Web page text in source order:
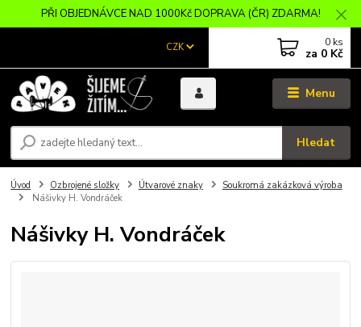
PŘI OBJEDNÁVCE NAD 1000Kč DOPRAVA (ČR) ZDARMA!
Menu
CZK
Hledat
0 ks
za 0 Kč
Úvod Ozbrojené složky Útvarové znaky
Soukromá zakázková výroba
Nášivky H. Vondráček
Nášivky H. Vondráček